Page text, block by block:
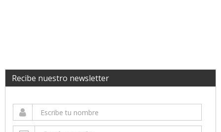
Recibe nuestro newsletter